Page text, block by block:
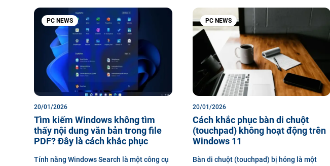
PC NEWS
20/01/2026
Tìm kiếm Windows không tìm
thấy nội dung văn bản trong file
PDF? Đây là cách khắc phục
Tính năng Windows Search là một công cụ
PC NEWS
20/01/2026
Cách khắc phục bàn di chuột
(touchpad) không hoạt động trên
Windows 11
Bàn di chuột (touchpad) bị hỏng là một